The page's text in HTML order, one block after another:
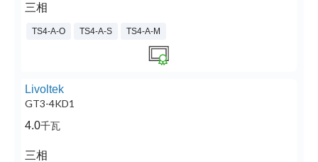
三相
TS4-A-O TS4-A-S TS4-A-M
Livoltek
GT3-4KD1
4.0千瓦
三相